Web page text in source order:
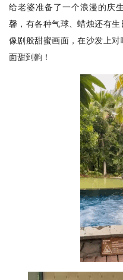
给老婆准备了一个浪漫的庆
馨，有各种气球、蜡烛还有
像剧般甜蜜画面，在沙发上
面甜到齁！